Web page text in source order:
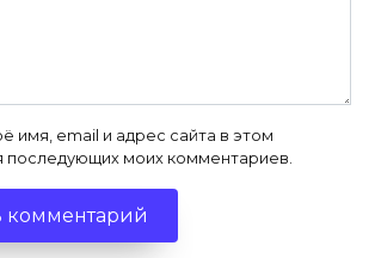
имя, email и адрес сайта в этом
последующих моих комментариев.